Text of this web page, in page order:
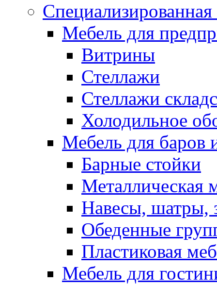
Специализированная
Мебель для
Витрины
Стеллажи
Стеллажи
Холодильное
Мебель для баров
Барные стойки
Металлическая
Навесы, шатры,
Обеденные
Пластиковая
Мебель для